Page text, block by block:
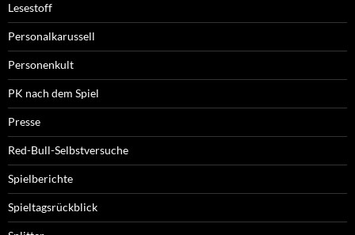
Lesestoff
Personalkarussell
Personenkult
PK nach dem Spiel
Presse
Red-Bull-Selbstversuche
Spielberichte
Spieltagsrückblick